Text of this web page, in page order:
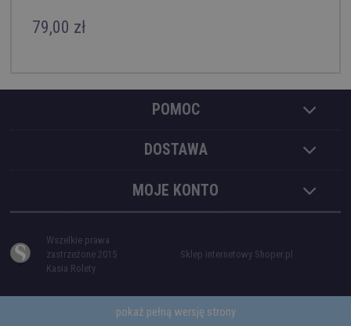
79,00 zł
POMOC
DOSTAWA
MOJE KONTO
Wszelkie prawa
zastrzeżone 2015
Kasia Rolety
Sklep internetowy Shoper.pl
pokaż pełną wersję strony